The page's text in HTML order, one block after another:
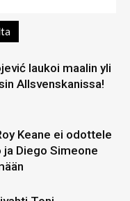
laukoi maalin yli
Allsvenskanissa!
Keane ei odottele
ja Diego Simeone